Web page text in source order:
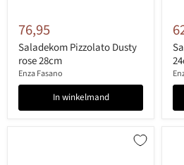
76,95
Saladekom Pizzolato Dusty
rose 28cm
Enza Fasano
In winkelmand